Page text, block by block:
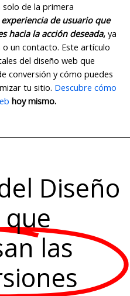
de la primera
de usuario que
hacia la acción deseada, ya
un contacto. Este artículo
del diseño web que
conversión y cómo puedes
tu sitio. Descubre cómo
hoy mismo.
Diseño
las